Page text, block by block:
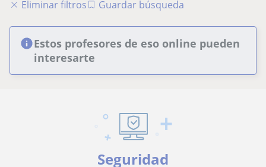
Eliminar filtros Guardar búsqueda
Estos profesores de eso online pueden
interesarte
Seguridad